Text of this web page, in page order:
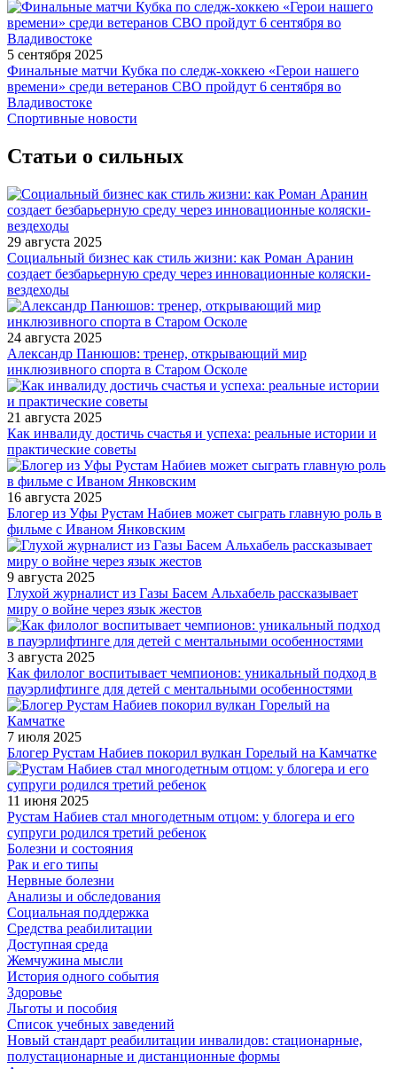
5 сентября 2025
Финальные матчи Кубка по следж-хоккею «Герои нашего
времени» среди ветеранов СВО пройдут 6 сентября во
Владивостоке
Спортивные новости
Статьи о сильных
29 августа 2025
Социальный бизнес как стиль жизни: как Роман Аранин
создает безбарьерную среду через инновационные коляски-
вездеходы
24 августа 2025
Александр Панюшов: тренер, открывающий мир
инклюзивного спорта в Старом Осколе
21 августа 2025
Как инвалиду достичь счастья и успеха: реальные истории и
практические советы
16 августа 2025
Блогер из Уфы Рустам Набиев может сыграть главную роль в
фильме с Иваном Янковским
9 августа 2025
Глухой журналист из Газы Басем Альхабель рассказывает
миру о войне через язык жестов
3 августа 2025
Как филолог воспитывает чемпионов: уникальный подход в
пауэрлифтинге для детей с ментальными особенностями
7 июля 2025
Блогер Рустам Набиев покорил вулкан Горелый на Камчатке
11 июня 2025
Рустам Набиев стал многодетным отцом: у блогера и его
супруги родился третий ребенок
Болезни и состояния
Рак и его типы
Нервные болезни
Анализы и обследования
Социальная поддержка
Средства реабилитации
Доступная среда
Жемчужина мысли
История одного события
Здоровье
Льготы и пособия
Список учебных заведений
Новый стандарт реабилитации инвалидов: стационарные,
полустационарные и дистанционные формы